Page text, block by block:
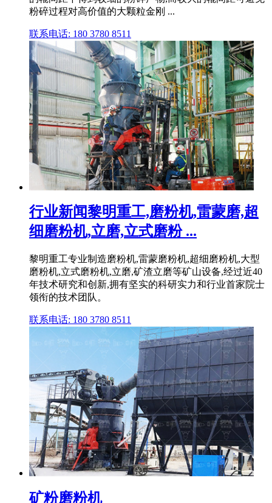
粉碎过程对高价值的大颗粒金刚 ...
联系电话: 180 3780 8511
行业新闻黎明重工,磨粉机,雷蒙磨,超
细磨粉机,立磨,立式磨粉 ...
黎明重工专业制造磨粉机,雷蒙磨粉机,超细磨粉机,大型
磨粉机,立式磨粉机,立磨,矿渣立磨等矿山设备,经过近40
年技术研究和创新,拥有坚实的科研实力和行业首家院士
领衔的技术团队。
联系电话: 180 3780 8511
矿粉磨粉机